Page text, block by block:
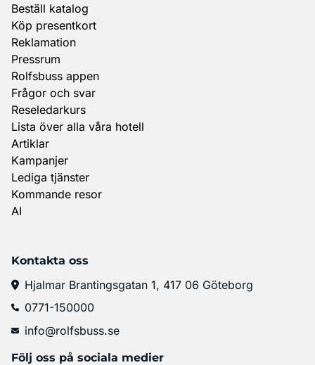
Beställ katalog
Köp presentkort
Reklamation
Pressrum
Rolfsbuss appen
Frågor och svar
Reseledarkurs
Lista över alla våra hotell
Artiklar
Kampanjer
Lediga tjänster
Kommande resor
AI
Kontakta oss
Hjalmar Brantingsgatan 1, 417 06 Göteborg
0771-150000
info@rolfsbuss.se
Följ oss på sociala medier